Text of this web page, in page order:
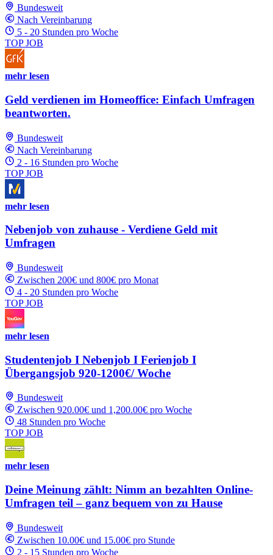
Bundesweit
Nach Vereinbarung
5 - 20 Stunden pro Woche
TOP JOB
mehr lesen
Geld verdienen im Homeoffice: Einfach Umfragen
beantworten.
Bundesweit
Nach Vereinbarung
2 - 16 Stunden pro Woche
TOP JOB
mehr lesen
Nebenjob von zuhause - Verdiene Geld mit
Umfragen
Bundesweit
Zwischen 200€ und 800€ pro Monat
4 - 20 Stunden pro Woche
TOP JOB
mehr lesen
Studentenjob I Nebenjob I Ferienjob I
Übergangsjob 920-1200€/ Woche
Bundesweit
Zwischen 920.00€ und 1,200.00€ pro Woche
48 Stunden pro Woche
TOP JOB
mehr lesen
Deine Meinung zählt: Nimm an bezahlten Online-
Umfragen teil – ganz bequem von zu Hause
Bundesweit
Zwischen 10.00€ und 15.00€ pro Stunde
2 - 15 Stunden pro Woche